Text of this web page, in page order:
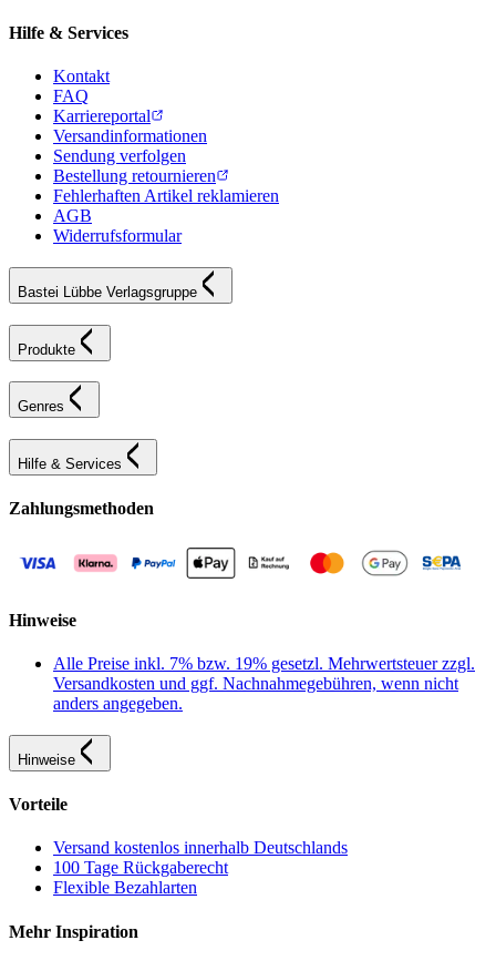
Hilfe & Services
Kontakt
FAQ
Karriereportal
Versandinformationen
Sendung verfolgen
Bestellung retournieren
Fehlerhaften Artikel reklamieren
AGB
Widerrufsformular
Bastei Lübbe Verlagsgruppe
Produkte
Genres
Hilfe & Services
Zahlungsmethoden
Hinweise
Alle Preise inkl. 7% bzw. 19% gesetzl. Mehrwertsteuer zzgl.
Versandkosten und ggf. Nachnahmegebühren, wenn nicht
anders angegeben.
Hinweise
Vorteile
Versand kostenlos innerhalb Deutschlands
100 Tage Rückgaberecht
Flexible Bezahlarten
Mehr Inspiration